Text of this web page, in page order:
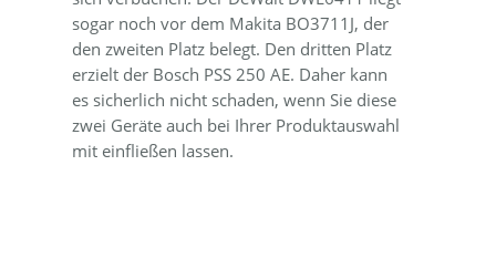
sogar noch vor dem Makita BO3711J, der
den zweiten Platz belegt. Den dritten Platz
erzielt der Bosch PSS 250 AE. Daher kann
es sicherlich nicht schaden, wenn Sie diese
zwei Geräte auch bei Ihrer Produktauswahl
mit einfließen lassen.